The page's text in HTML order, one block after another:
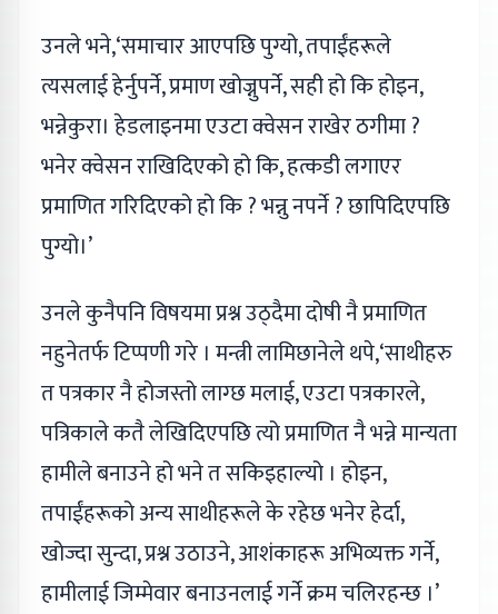
उनले भने,‘समाचार आएपछि पुग्यो, तपाईंहरूले
त्यसलाई हेर्नुपर्ने, प्रमाण खोज्नुपर्ने, सही हो कि होइन,
भन्नेकुरा। हेडलाइनमा एउटा क्वेसन राखेर ठगीमा ?
भनेर क्वेसन राखिदिएको हो कि, हत्कडी लगाएर
प्रमाणित गरिदिएको हो कि ? भन्नु नपर्ने ? छापिदिएपछि
पुग्यो।’
उनले कुनैपनि विषयमा प्रश्न उठ्दैमा दोषी नै प्रमाणित
नहुनेतर्फ टिप्पणी गरे । मन्त्री लामिछानेले थपे,‘साथीहरु
त पत्रकार नै होजस्तो लाग्छ मलाई, एउटा पत्रकारले,
पत्रिकाले कतै लेखिदिएपछि त्यो प्रमाणित नै भन्ने मान्यता
हामीले बनाउने हो भने त सकिइहाल्यो । होइन,
तपाईंहरूको अन्य साथीहरूले के रहेछ भनेर हेर्दा,
खोज्दा सुन्दा, प्रश्न उठाउने, आशंकाहरू अभिव्यक्त गर्ने,
हामीलाई जिम्मेवार बनाउनलाई गर्ने क्रम चलिरहन्छ ।’